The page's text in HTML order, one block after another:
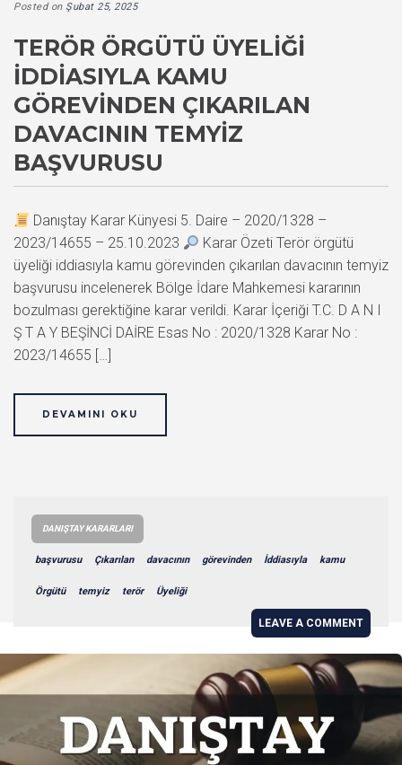
Posted on Şubat 25, 2025
TERÖR ÖRGÜTÜ ÜYELIĞI
İDDIASIYLA KAMU
GÖREVINDEN ÇIKARILAN
DAVACININ TEMYIZ
BAŞVURUSU
Danıştay Karar Künyesi 5. Daire – 2020/1328 –
2023/14655 – 25.10.2023
Karar Özeti Terör örgütü
üyeliği iddiasıyla kamu görevinden çıkarılan davacının temyiz
başvurusu incelenerek Bölge İdare Mahkemesi kararının
bozulması gerektiğine karar verildi. Karar İçeriği T.C. D A N I
Ş T A Y BEŞİNCİ DAİRE Esas No : 2020/1328 Karar No :
2023/14655 […]
DEVAMINI OKU
DANIŞTAY KARARLARI
başvurusu Çıkarılan davacının görevinden İddiasıyla kamu
Örgütü temyiz terör Üyeliği
LEAVE A COMMENT